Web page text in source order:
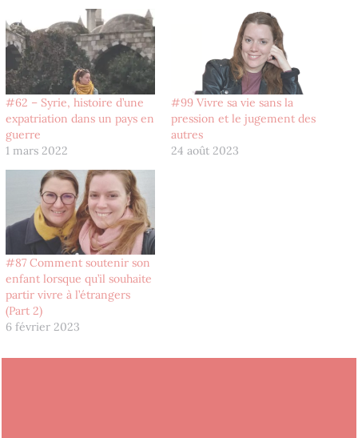
#62 – Syrie, histoire d’une
expatriation dans un pays en
guerre
1 mars 2022
#99 Vivre sa vie sans la
pression et le jugement des
autres
24 août 2023
#87 Comment soutenir son
enfant lorsque qu’il souhaite
partir vivre à l’étrangers
(Part 2)
6 février 2023